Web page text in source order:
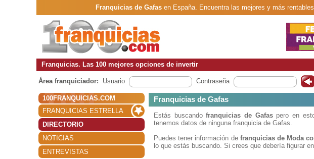
Franquicias de Gafasen España. Encuentra las mejores y más rentables
Franquicias. Las 100 mejores opciones de invertir
Área franquiciador: Usuario Contraseña
100FRANQUICIAS.COM
FRANQUICIAS ESTRELLA
DIRECTORIO
NOTICIAS
ENTREVISTAS
Franquicias de Gafas
Estás buscandofranquicias de Gafaspero en
tenemos datos de ninguna franquicia de Gafas.
Puedes tener información de franquicias de Moda
lo que estás buscando. Si crees que debería figurar